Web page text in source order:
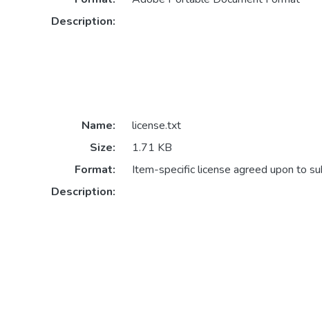
Description:
Name:
license.txt
Size:
1.71 KB
Format:
Item-specific license agreed upon to
Description: